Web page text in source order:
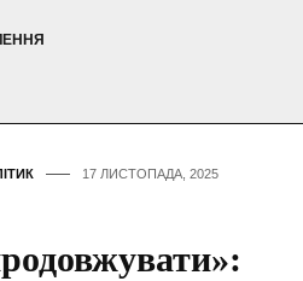
17 ЛИСТОПАДА, 2025